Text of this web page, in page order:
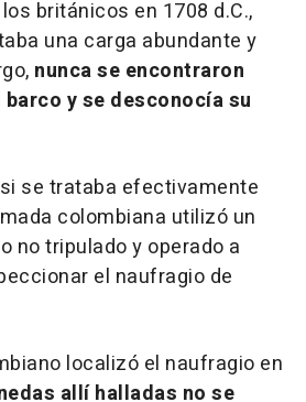
británicos en 1708 d.C.,
una carga abundante y
nunca se encontraron
y se desconocía su
se trataba efectivamente
colombiana utilizó un
no tripulado y operado a
el naufragio de
localizó el naufragio en
allí halladas no se